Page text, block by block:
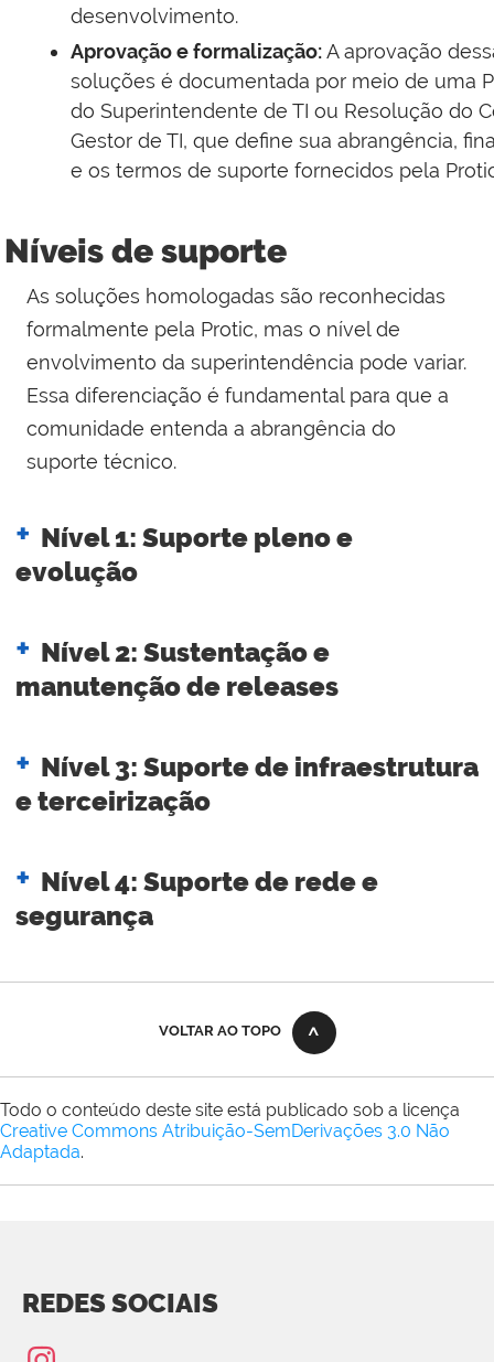
desenvolvimento.
Aprovação e formalização:A aprovação
soluções é documentada por meio de uma
do Superintendente de TI ou Resolução do
Gestor de TI, que define sua abrangência,
e os termos de suporte fornecidos pela
Níveis de suporte
As soluções homologadas são reconhecidas
formalmente pela Protic, mas o nível de
envolvimento da superintendência pode variar.
Essa diferenciação é fundamental para que a
comunidade entenda a abrangência do
suporte técnico.
Nível 1: Suporte pleno e
evolução
Nível 2: Sustentação e
manutenção de releases
Nível 3: Suporte de infraestrutura
e terceirização
Nível 4: Suporte de rede e
segurança
VOLTAR AO TOPO
Todo o conteúdo deste site está publicado sob a licença
Creative Commons Atribuição-SemDerivações 3.0 Não
Adaptada.
REDES SOCIAIS